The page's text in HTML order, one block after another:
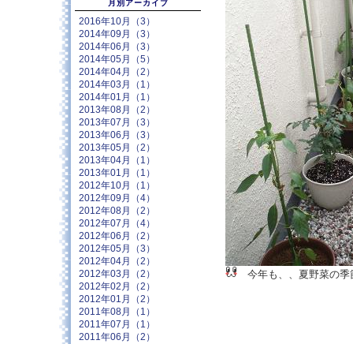
今年も、、夏野菜の季
月別アーカイブ
2016年10月（3）
2014年09月（3）
2014年06月（3）
2014年05月（5）
2014年04月（2）
2014年03月（1）
2014年01月（1）
2013年08月（2）
2013年07月（3）
2013年06月（3）
2013年05月（2）
2013年04月（1）
2013年01月（1）
2012年10月（1）
2012年09月（4）
2012年08月（2）
2012年07月（4）
2012年06月（2）
2012年05月（3）
2012年04月（2）
2012年03月（2）
2012年02月（2）
2012年01月（2）
2011年08月（1）
2011年07月（1）
2011年06月（2）